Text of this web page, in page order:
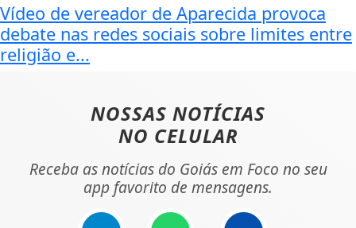
Vídeo de vereador de Aparecida provoca
debate nas redes sociais sobre limites entre
religião e...
NOSSAS NOTÍCIAS
NO CELULAR
Receba as notícias do Goiás em Foco no seu
app favorito de mensagens.